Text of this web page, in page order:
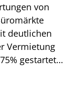
von
deutlichen
Vermietung
gestartet.